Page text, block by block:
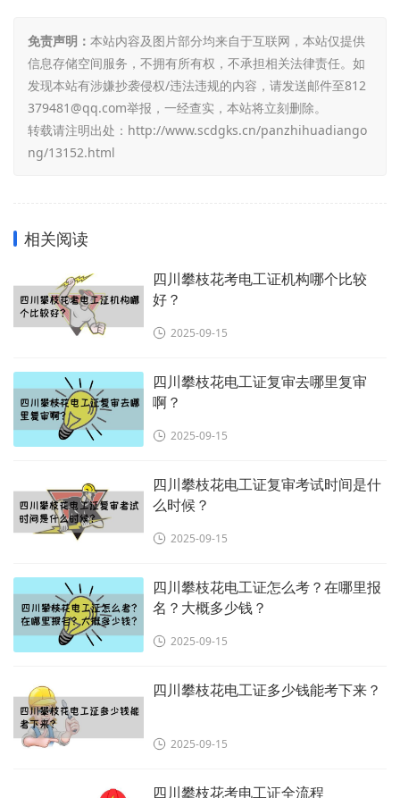
免责声明： 本站内容及图片部分均来自于互联网，本站仅提供
信息存储空间服务，不拥有所有权，不承担相关法律责任。如
发现本站有涉嫌抄袭侵权/违法违规的内容，请发送邮件至812
379481@qq.com举报，一经查实，本站将立刻删除。
转载请注明出处： http://www.scdgks.cn/panzhihuadiango
ng/13152.html
相关阅读
四川攀枝花考电工证机构哪个比较
好？
2025-09-15
四川攀枝花电工证复审去哪里复审
啊？
2025-09-15
四川攀枝花电工证复审考试时间是什
么时候？
2025-09-15
四川攀枝花电工证怎么考？在哪里报
名？大概多少钱？
2025-09-15
四川攀枝花电工证多少钱能考下来？
2025-09-15
四川攀枝花考电工证全流程